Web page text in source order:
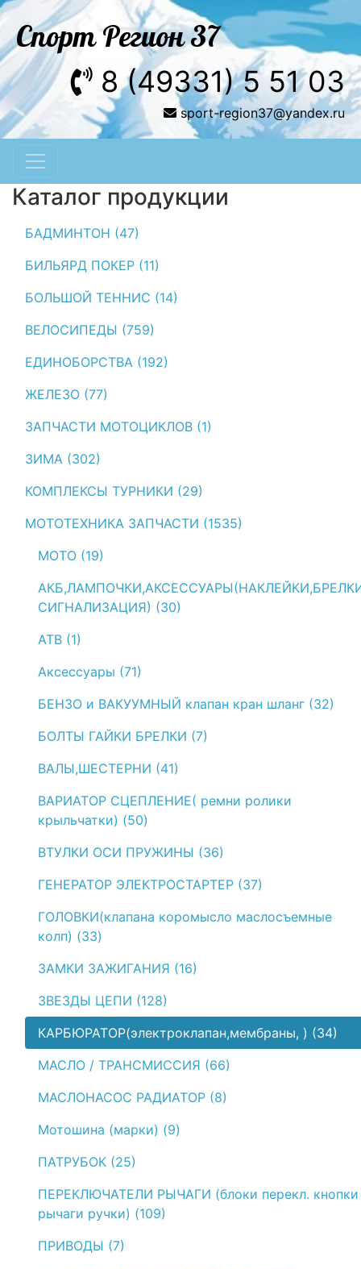
Спорт Регион 37
8 (49331) 5 51 03
sport-region37@yandex.ru
Каталог продукции
БАДМИНТОН (47)
БИЛЬЯРД ПОКЕР (11)
БОЛЬШОЙ ТЕННИС (14)
ВЕЛОСИПЕДЫ (759)
ЕДИНОБОРСТВА (192)
ЖЕЛЕЗО (77)
ЗАПЧАСТИ МОТОЦИКЛОВ (1)
ЗИМА (302)
КОМПЛЕКСЫ ТУРНИКИ (29)
МОТОТЕХНИКА ЗАПЧАСТИ (1535)
МОТО (19)
СИГНАЛИЗАЦИЯ) (30)
АТВ (1)
Аксессуары (71)
БЕНЗО и ВАКУУМНЫЙ клапан кран шланг (32)
БОЛТЫ ГАЙКИ БРЕЛКИ (7)
ВАЛЫ,ШЕСТЕРНИ (41)
ВАРИАТОР СЦЕПЛЕНИЕ( ремни ролики
крыльчатки) (50)
ВТУЛКИ ОСИ ПРУЖИНЫ (36)
ГЕНЕРАТОР ЭЛЕКТРОСТАРТЕР (37)
ГОЛОВКИ(клапана коромысло маслосъемные
колп) (33)
ЗАМКИ ЗАЖИГАНИЯ (16)
ЗВЕЗДЫ ЦЕПИ (128)
КАРБЮРАТОР(электроклапан,мембраны, ) (34)
МАСЛО / ТРАНСМИССИЯ (66)
МАСЛОНАСОС РАДИАТОР (8)
Мотошина (марки) (9)
ПАТРУБОК (25)
ПЕРЕКЛЮЧАТЕЛИ РЫЧАГИ (блоки перекл. кнопки
рычаги ручки) (109)
ПРИВОДЫ (7)